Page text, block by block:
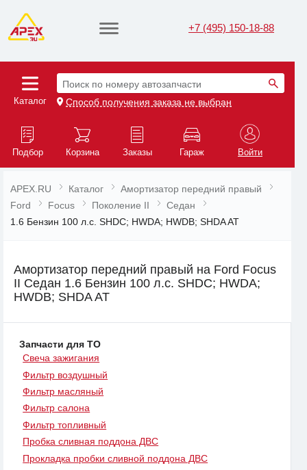
+7 (495) 150-18-88
Каталог
Поиск по номеру автозапчасти
Способ получения заказа не выбран
Подбор Корзина Заказы Гараж Войти
APEX.RU Каталог
Амортизатор передний правый
Ford
Focus Поколение II
Седан
1.6 Бензин 100 л.с. SHDC; HWDA; HWDB; SHDA AT
Амортизатор передний правый на Ford Focus
II Седан 1.6 Бензин 100 л.с. SHDC; HWDA;
HWDB; SHDA AT
Запчасти для ТО
Свеча зажигания
Фильтр воздушный
Фильтр масляный
Фильтр салона
Фильтр топливный
Пробка сливная поддона ДВС
Прокладка пробки сливной поддона ДВС